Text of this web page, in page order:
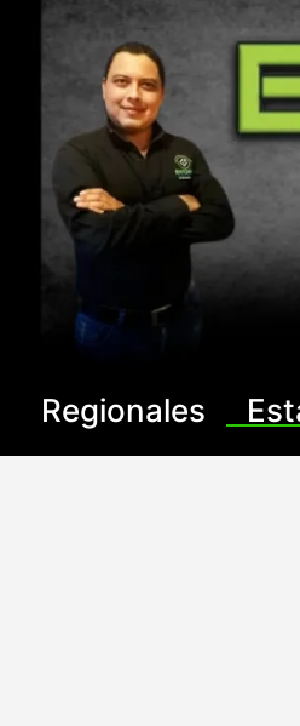
Regionales